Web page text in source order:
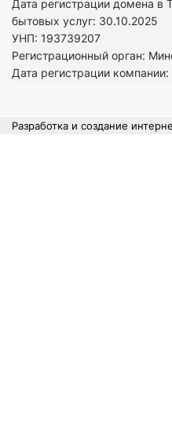
Дата регистрации домена в
бытовых услуг: 30.10.2025
УНП: 193739207
Регистрационный орган:
Дата регистрации компании:
Разработка и создание